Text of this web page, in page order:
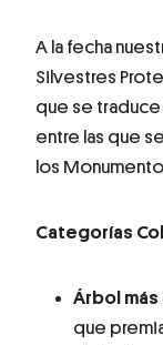
A la fecha
Silvestres
que se traduce
entre las que
los
Categorías
Árbol más
que